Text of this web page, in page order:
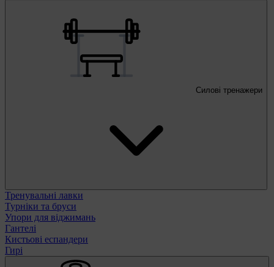
Силові тренажери
Тренувальні лавки
Турніки та бруси
Упори для віджимань
Гантелі
Кистьові еспандери
Гирі